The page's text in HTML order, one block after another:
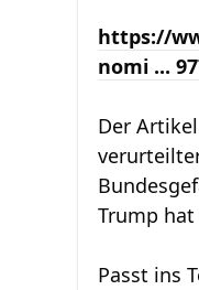
https://
nomi ...
Der
Trump
Passt ins